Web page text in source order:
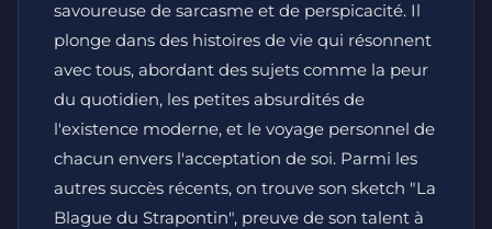
savoureuse de sarcasme et de perspicacité. Il
plonge dans des histoires de vie qui résonnent
avec tous, abordant des sujets comme la peur
du quotidien, les petites absurdités de
l'existence moderne, et le voyage personnel de
chacun envers l'acceptation de soi. Parmi les
autres succès récents, on trouve son sketch "La
Blague du Strapontin", preuve de son talent à